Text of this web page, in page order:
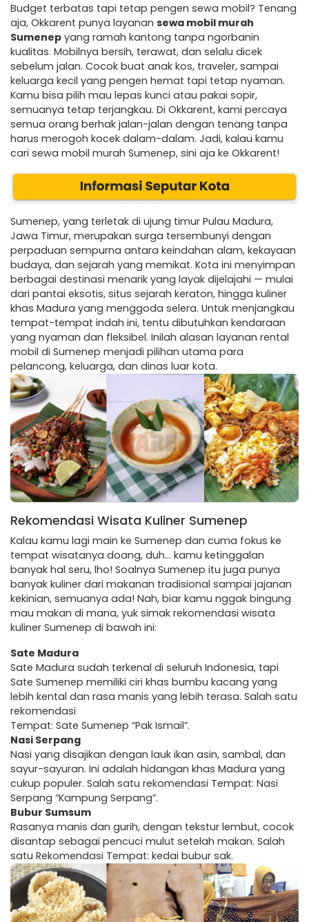
Budget terbatas tapi tetap pengen sewa mobil? Tenang
aja, Okkarent punya layanan sewa mobil murah
Sumenep yang ramah kantong tanpa ngorbanin
kualitas. Mobilnya bersih, terawat, dan selalu dicek
sebelum jalan. Cocok buat anak kos, traveler, sampai
keluarga kecil yang pengen hemat tapi tetap nyaman.
Kamu bisa pilih mau lepas kunci atau pakai sopir,
semuanya tetap terjangkau. Di Okkarent, kami percaya
semua orang berhak jalan-jalan dengan tenang tanpa
harus merogoh kocek dalam-dalam. Jadi, kalau kamu
cari sewa mobil murah Sumenep, sini aja ke Okkarent!
Sumenep, yang terletak di ujung timur Pulau Madura,
Jawa Timur, merupakan surga tersembunyi dengan
perpaduan sempurna antara keindahan alam, kekayaan
budaya, dan sejarah yang memikat. Kota ini menyimpan
berbagai destinasi menarik yang layak dijelajahi — mulai
dari pantai eksotis, situs sejarah keraton, hingga kuliner
khas Madura yang menggoda selera. Untuk menjangkau
tempat-tempat indah ini, tentu dibutuhkan kendaraan
yang nyaman dan fleksibel. Inilah alasan layanan rental
mobil di Sumenep menjadi pilihan utama para
pelancong, keluarga, dan dinas luar kota.
Rekomendasi Wisata Kuliner Sumenep
Kalau kamu lagi main ke Sumenep dan cuma fokus ke
tempat wisatanya doang, duh… kamu ketinggalan
banyak hal seru, lho! Soalnya Sumenep itu juga punya
banyak kuliner dari makanan tradisional sampai jajanan
kekinian, semuanya ada! Nah, biar kamu nggak bingung
mau makan di mana, yuk simak rekomendasi wisata
kuliner Sumenep di bawah ini:
Sate Madura
Sate Madura sudah terkenal di seluruh Indonesia, tapi
Sate Sumenep memiliki ciri khas bumbu kacang yang
lebih kental dan rasa manis yang lebih terasa. Salah satu
rekomendasi
Tempat: Sate Sumenep “Pak Ismail”.
Nasi Serpang
Nasi yang disajikan dengan lauk ikan asin, sambal, dan
sayur-sayuran. Ini adalah hidangan khas Madura yang
cukup populer. Salah satu rekomendasi Tempat: Nasi
Serpang “Kampung Serpang”.
Bubur Sumsum
Rasanya manis dan gurih, dengan tekstur lembut, cocok
disantap sebagai pencuci mulut setelah makan. Salah
satu Rekomendasi Tempat: kedai bubur sak.